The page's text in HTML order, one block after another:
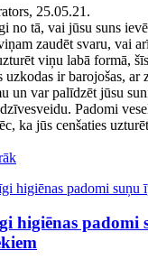
25.05.21.
no tā, vai jūsu suns
zaudēt svaru, vai
viņu labā formā,
uzkodas ir barojošas, ar
un var palīdzēt jūsu
Padomi
ka jūs cenšaties
higiēnas padomi